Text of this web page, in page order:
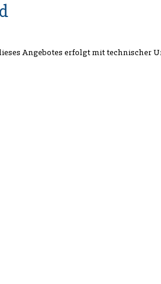
Angebotes erfolgt mit technischer